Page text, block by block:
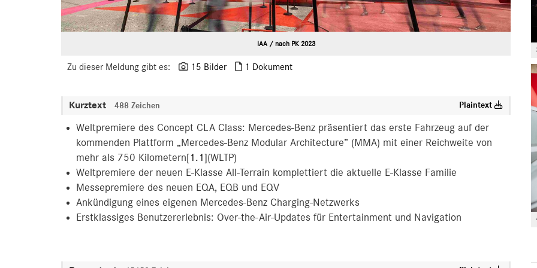
IAA / nach PK 2023
Zu dieser Meldung gibt es: 15 Bilder 1 Dokument
Kurztext 488 Zeichen Plaintext
Weltpremiere des Concept CLA Class: Mercedes-Benz präsentiert das erste Fahrzeug auf der
kommenden Plattform „Mercedes-Benz Modular Architecture” (MMA) mit einer Reichweite von
mehr als 750 Kilometern[1.1](WLTP)
Weltpremiere der neuen E-Klasse All-Terrain komplettiert die aktuelle E-Klasse Familie
Messepremiere des neuen EQA, EQB und EQV
Ankündigung eines eigenen Mercedes-Benz Charging-Netzwerks
Erstklassiges Benutzererlebnis: Over-the-Air-Updates für Entertainment und Navigation